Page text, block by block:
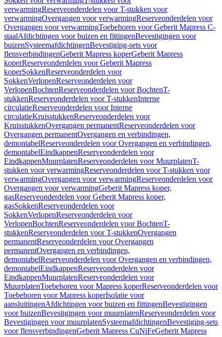
verwarmingReserveonderdelen voor T-stukken voor
verwarmingOvergangen voor verwarmingReserveonderdelen voor
Overgangen voor verwarmingToebehoren voor Geberit Mapress C-
staalAfdichtingen voor buizen en fittingenBevestigingen voor
buizenSysteemafdichtingenBevestiging-sets voor
flensverbindingenGeberit Mapress koperGeberit Mapress
koperReserveonderdelen voor Geberit Mapress
koperSokkenReserveonderdelen voor
SokkenVerlopenReserveonderdelen voor
VerlopenBochtenReserveonderdelen voor BochtenT-
stukkenReserveonderdelen voor T-stukkenInterne
circulatieReserveonderdelen voor Interne
circulatieKruisstukkenReserveonderdelen voor
KruisstukkenOvergangen permanentReserveonderdelen voor
Overgangen permanentOvergangen en verbindingen,
demontabelReserveonderdelen voor Overgangen en verbindingen,
demontabelEindkappenReserveonderdelen voor
EindkappenMuurplatenReserveonderdelen voor MuurplatenT-
stukken voor verwarmingReserveonderdelen voor T-stukken voor
verwarmingOvergangen voor verwarmingReserveonderdelen voor
Overgangen voor verwarmingGeberit Mapress koper,
gasReserveonderdelen voor Geberit Mapress koper,
gasSokkenReserveonderdelen voor
SokkenVerlopenReserveonderdelen voor
VerlopenBochtenReserveonderdelen voor BochtenT-
stukkenReserveonderdelen voor T-stukkenOvergangen
permanentReserveonderdelen voor Overgangen
permanentOvergangen en verbindingen,
demontabelReserveonderdelen voor Overgangen en verbindingen,
demontabelEindkappenReserveonderdelen voor
EindkappenMuurplatenReserveonderdelen voor
MuurplatenToebehoren voor Mapress koperReserveonderdelen voor
Toebehoren voor Mapress koperIsolatie voor
aansluitingenAfdichtingen voor buizen en fittingenBevestigingen
voor buizenBevestigingen voor muurplatenReserveonderdelen voor
Bevestigingen voor muurplatenSysteemafdichtingenBevestiging-sets
voor flensverbindingenGeberit Mapress CuNiFeGeberit Mapress